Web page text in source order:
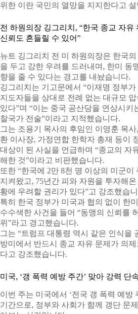
위한 이란 국민의 열망을 지지한다고
전 하원의장 깅그리치, “한국 종교 자
신뢰도 흔들릴 수 있어”
뉴트 깅그리치 전 미 하원의장은 한국
을 두고 강한 우려를 드러내며, 한미 동
향을 줄 수 있다는 경고를 내놨습니다.
깅그리치는 기고문에서 “이재명 정부가
지도자들을 상대로 전례 없는 대규모
있다”며 “이는 중국 공산당을 연상시키
찰국가 전술”이라고 지적했습니다.
그는 조용기 목사의 후임인 이영훈 목
환 이사장, 가정연합 한학자 총재 등이
대상이 된 사실을 언급하며 “종교의 자
해한 것”이라고 비판했습니다.
또한 “한국에 2만 8천 명 이상의 미군이
지켜왔고, 75년간 피와 자원을 투자해
황에 우려할 권리가 있다”고 강조했습
특히 한국 정부가 미국과 협의 없이 한
수수색한 사건을 들어 “동맹의 신뢰를
위”라고 경고했습니다.
그는 “트럼프 대통령 역시 같은 인식을
방미에서 반드시 종교 자유 문제가 의
다고 강조했습니다.
미국, ‘갱 폭력 예방 주간’ 맞아 강력 단
이번 주는 미국에서 ‘전국 갱 폭력 예방
기간으로, 정부와 사회가 함께 갱단 문